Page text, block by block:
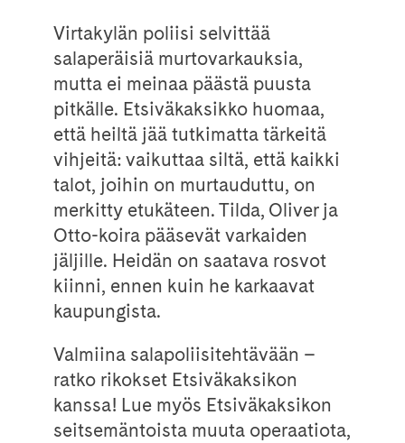
Virtakylän poliisi selvittää
salaperäisiä murtovarkauksia,
mutta ei meinaa päästä puusta
pitkälle. Etsiväkaksikko huomaa,
että heiltä jää tutkimatta tärkeitä
vihjeitä: vaikuttaa siltä, että kaikki
talot, joihin on murtauduttu, on
merkitty etukäteen. Tilda, Oliver ja
Otto-koira pääsevät varkaiden
jäljille. Heidän on saatava rosvot
kiinni, ennen kuin he karkaavat
kaupungista.
Valmiina salapoliisitehtävään –
ratko rikokset Etsiväkaksikon
kanssa! Lue myös Etsiväkaksikon
seitsemäntoista muuta operaatiota,